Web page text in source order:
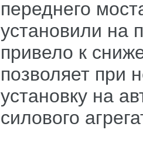
переднего
установили на
привело к
позволяет при
установку на
силового